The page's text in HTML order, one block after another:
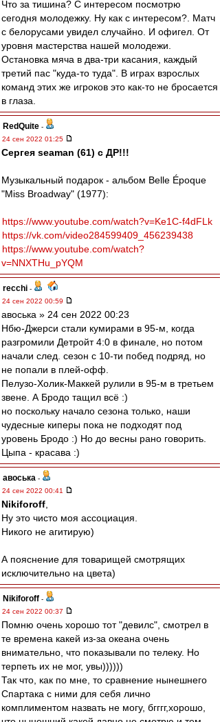
Что за тишина? С интересом посмотрю
сегодня молодежку. Ну как с интересом?. Матч
с белорусами увидел случайно. И офигел. От
уровня мастерства нашей молодежи.
Остановка мяча в два-три касания, каждый
третий пас "куда-то туда". В играх взрослых
команд этих же игроков это как-то не бросается
в глаза.
RedQuite -
24 сен 2022 01:25
Сергея seaman (61) с ДР!!!
Музыкальный подарок - альбом Belle Époque
"Miss Broadway" (1977):
https://www.youtube.com/watch?v=Ke1C-f4dFLk
https://vk.com/video284599409_456239438
https://www.youtube.com/watch?
v=NNXTHu_pYQM
recchi -
24 сен 2022 00:59
авоська » 24 сен 2022 00:23
Нбю-Джерси стали кумирами в 95-м, когда
разгромили Детройт 4:0 в финале, но потом
начали след. сезон с 10-ти побед подряд, но
не попали в плей-офф.
Пелузо-Холик-Маккей рулили в 95-м в третьем
звене. А Бродо тащил всё :)
но поскольку начало сезона только, наши
чудесные киперы пока не подходят под
уровень Бродо :) Но до весны рано говорить.
Цыпа - красава :)
авоська -
24 сен 2022 00:41
Nikiforoff
Ну это чисто моя ассоциация.
Никого не агитирую)
А пояснение для товарищей смотрящих
исключительно на цвета)
Nikiforoff -
24 сен 2022 00:37
Помню очень хорошо тот "девилс", смотрел в
те времена какей из-за океана очень
внимательно, что показывали по телеку. Но
терпеть их не мог, увы))))))
Так что, как по мне, то сравнение нынешнего
Спартака с ними для себя лично
комплиментом назвать не могу, бгггг,хорошо,